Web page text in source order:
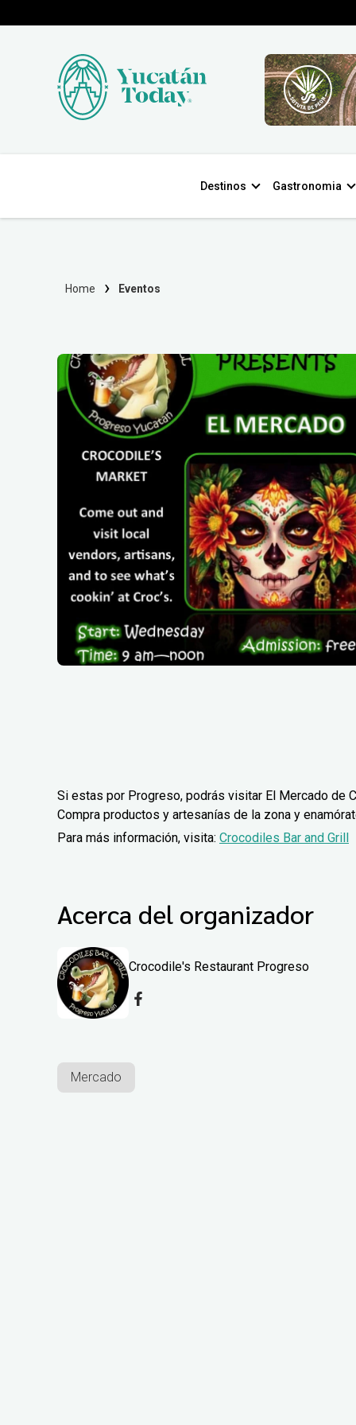
Destinos Gastronomia
Home Eventos
Si estas por Progreso, podrás visitar El Mercado de
Compra productos y artesanías de la zona y
Para más información, visita: Crocodiles Bar and Grill
Acerca del organizador
Crocodile's Restaurant Progreso
Mercado